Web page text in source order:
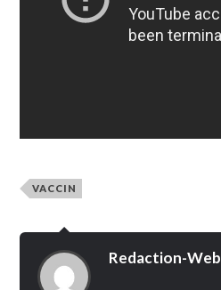
VACCIN
Redaction-Web